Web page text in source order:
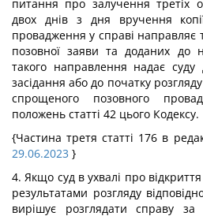
питання про залучення третіх
двох днів з дня вручення
провадження у справі направляє
позовної заяви та доданих до
такого направлення надає суду
засідання або до початку
спрощеного позовного
положень статті 42 цього Кодексу.
{Частина третя статті 176 в
29.06.2023 }
4. Якщо суд в ухвалі про
результатами розгляду
вирішує розглядати справу